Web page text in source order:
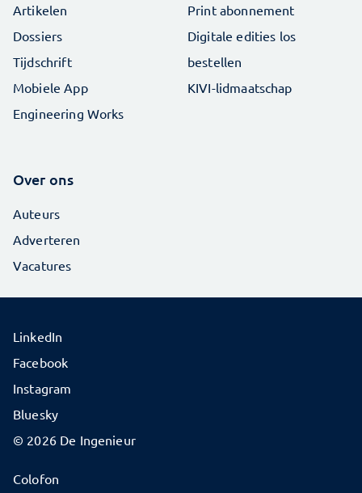
Artikelen
Dossiers
Tijdschrift
Mobiele App
Engineering Works
Print abonnement
Digitale edities los
bestellen
KIVI-lidmaatschap
Over ons
Auteurs
Adverteren
Vacatures
© 2026 De Ingenieur
Colofon
LinkedIn
Facebook
Instagram
Bluesky